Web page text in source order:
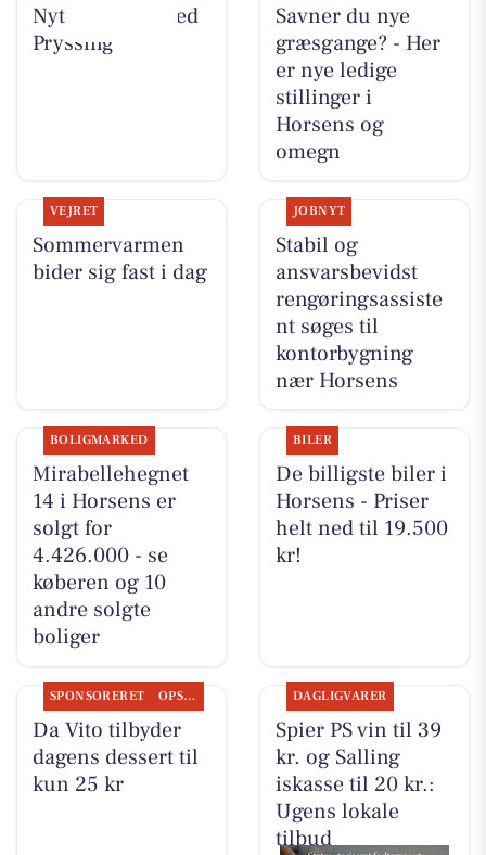
Nyt fra Guldsmed
Pryssing
Savner du nye
græsgange? - Her
er nye ledige
stillinger i
Horsens og
omegn
VEJRET
Sommervarmen
bider sig fast i dag
JOBNYT
Stabil og
ansvarsbevidst
rengøringsassiste
nt søges til
kontorbygning
nær Horsens
BOLIGMARKED
Mirabellehegnet
14 i Horsens er
solgt for
4.426.000 - se
køberen og 10
andre solgte
boliger
BILER
De billigste biler i
Horsens - Priser
helt ned til 19.500
kr!
SPONSORERET OPSLAGSTAVLEN
Da Vito tilbyder
dagens dessert til
kun 25 kr
DAGLIGVARER
Spier PS vin til 39
kr. og Salling
iskasse til 20 kr.:
Ugens lokale
tilbud